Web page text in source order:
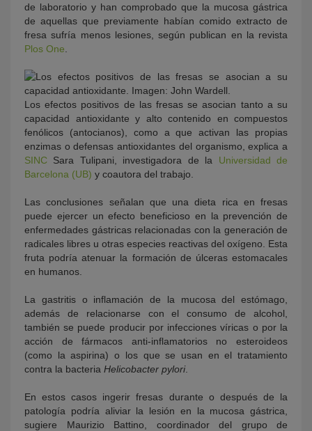
de laboratorio y han comprobado que la mucosa gástrica
de aquellas que previamente habían comido extracto de
fresa sufría menos lesiones, según publican en la revista
Plos One
Los efectos positivos de las fresas se asocian tanto a su
capacidad antioxidante y alto contenido en compuestos
fenólicos (antocianos), como a que activan las propias
enzimas o defensas antioxidantes del organismo, explica a
SINC Sara Tulipani, investigadora de la Universidad de
Barcelona (UB) y coautora del trabajo.
Las conclusiones señalan que una dieta rica en fresas
puede ejercer un efecto beneficioso en la prevención de
enfermedades gástricas relacionadas con la generación de
radicales libres u otras especies reactivas del oxígeno. Esta
fruta podría atenuar la formación de úlceras estomacales
en humanos.
La gastritis o inflamación de la mucosa del estómago,
además de relacionarse con el consumo de alcohol,
también se puede producir por infecciones víricas o por la
acción de fármacos anti-inflamatorios no esteroideos
(como la aspirina) o los que se usan en el tratamiento
contra la bacteria Helicobacter pylori.
En estos casos ingerir fresas durante o después de la
patología podría aliviar la lesión en la mucosa gástrica,
sugiere Maurizio Battino, coordinador del grupo de